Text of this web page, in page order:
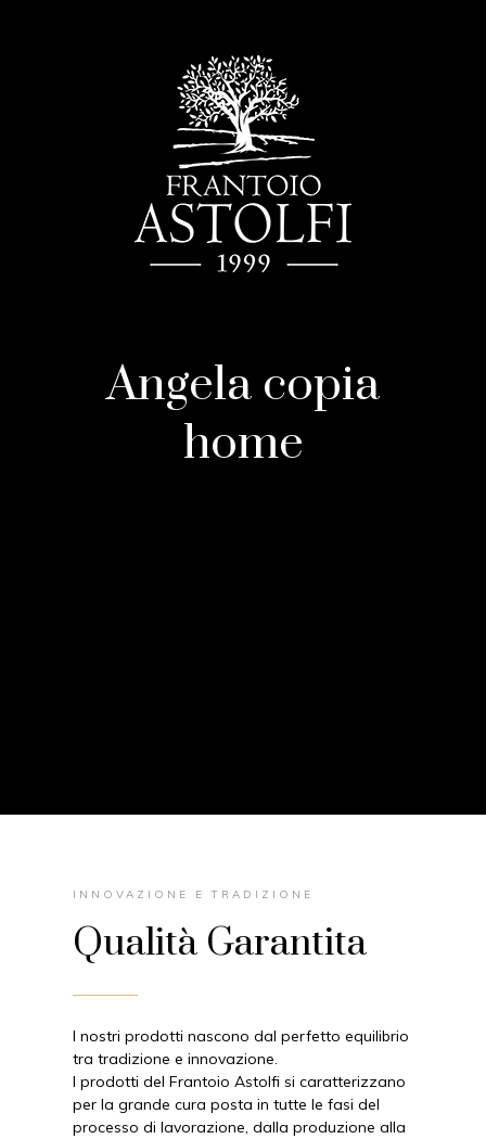
Angela copia
home
INNOVAZIONE E TRADIZIONE
Qualità Garantita
I nostri prodotti nascono dal perfetto equilibrio
tra tradizione e innovazione.
I prodotti del Frantoio Astolfi si caratterizzano
per la grande cura posta in tutte le fasi del
processo di lavorazione, dalla produzione alla